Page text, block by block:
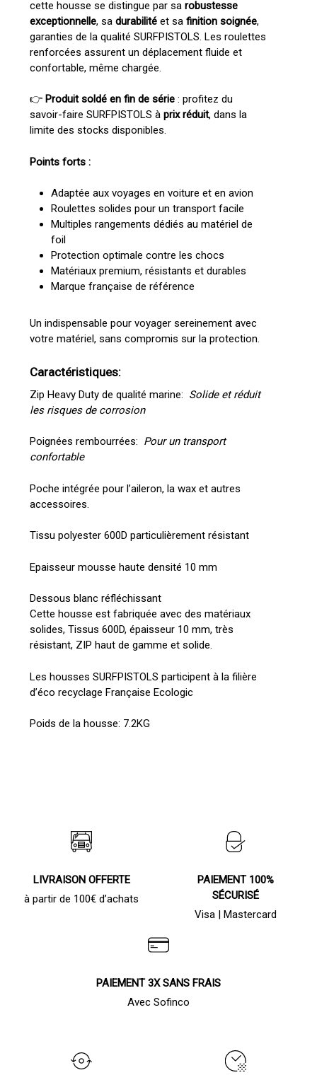
cette housse se distingue par sa robustesse
exceptionnelle, sa durabilitéet sa finition soignée,
garanties de la qualité SURFPISTOLS. Les roulettes
renforcées assurent un déplacement fluide et
confortable, même chargée.
👉 Produit soldé en fin de série: profitez du
savoir-faire SURFPISTOLS à prix réduit, dans la
limite des stocks disponibles.
Points forts :
Adaptée aux voyages en voiture et en avion
Roulettes solides pour un transport facile
Multiples rangements dédiés au matériel de
foil
Protection optimale contre les chocs
Matériaux premium, résistants et durables
Marque française de référence
Un indispensable pour voyager sereinement avec
votre matériel, sans compromis sur la protection.
Caractéristiques:
Zip Heavy Duty de qualité marine: Solide et réduit
les risques de corrosion
Poignées rembourrées: Pour un transport
confortable
Poche intégrée pour l’aileron, la wax et autres
accessoires.
Tissu polyester 600D particulièrement résistant
Epaisseur mousse haute densité 10 mm
Dessous blanc réfléchissant
Cette housse est fabriquée avec des matériaux
solides, Tissus 600D, épaisseur 10 mm, très
résistant, ZIP haut de gamme et solide.
Les housses SURFPISTOLS participent à la filière
d’éco recyclage Française Ecologic
Poids de la housse: 7.2KG
LIVRAISON OFFERTE
à partir de 100€ d’achats
PAIEMENT 100%
SÉCURISÉ
Visa | Mastercard
PAIEMENT 3X SANS FRAIS
Avec Sofinco